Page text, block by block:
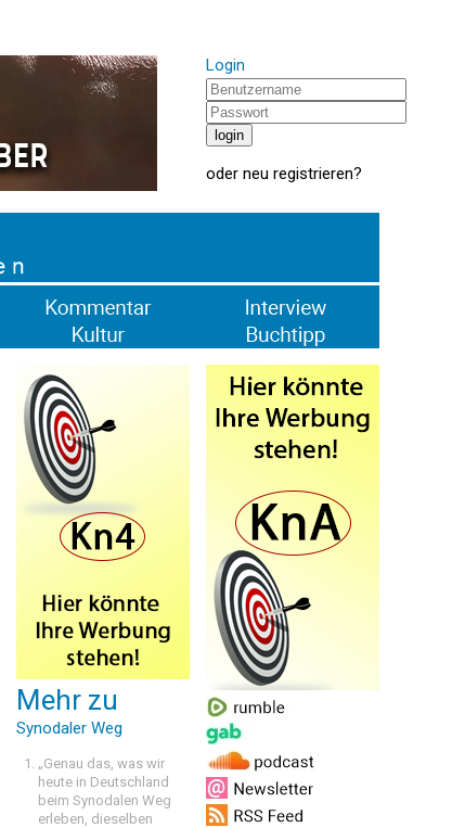
Login
oder neu registrieren?
Mehr zu
Synodaler Weg
„Genau das, was wir
heute in Deutschland
beim Synodalen Weg
erleben, dieselben